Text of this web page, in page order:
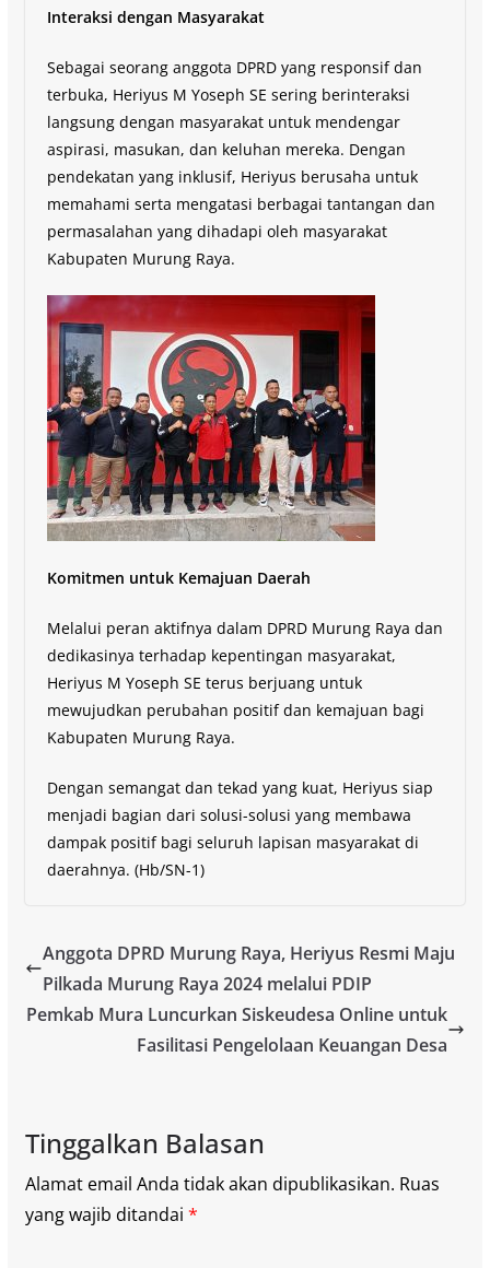
Interaksi dengan Masyarakat
Sebagai seorang anggota DPRD yang responsif dan
terbuka, Heriyus M Yoseph SE sering berinteraksi
langsung dengan masyarakat untuk mendengar
aspirasi, masukan, dan keluhan mereka. Dengan
pendekatan yang inklusif, Heriyus berusaha untuk
memahami serta mengatasi berbagai tantangan dan
permasalahan yang dihadapi oleh masyarakat
Kabupaten Murung Raya.
Komitmen untuk Kemajuan Daerah
Melalui peran aktifnya dalam DPRD Murung Raya dan
dedikasinya terhadap kepentingan masyarakat,
Heriyus M Yoseph SE terus berjuang untuk
mewujudkan perubahan positif dan kemajuan bagi
Kabupaten Murung Raya.
Dengan semangat dan tekad yang kuat, Heriyus siap
menjadi bagian dari solusi-solusi yang membawa
dampak positif bagi seluruh lapisan masyarakat di
daerahnya. (Hb/SN-1)
Anggota DPRD Murung Raya, Heriyus Resmi Maju
Pilkada Murung Raya 2024 melalui PDIP
Pemkab Mura Luncurkan Siskeudesa Online untuk
Fasilitasi Pengelolaan Keuangan Desa
Tinggalkan Balasan
Alamat email Anda tidak akan dipublikasikan. Ruas
yang wajib ditandai *